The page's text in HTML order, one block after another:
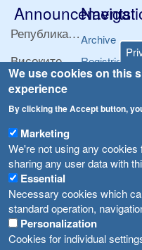
We use cookies on this
experience
By clicking the Accept button,
Marketing
We're not using any
sharing any user data with
Essential
Necessary cookies which
standard operation,
Personalization
Cookies for individual
Announcements
Република Бугарија ги засили официјалните контроли при увоз на свежо овошје и зеленчук
Високите температури ризик од труење со храна, опасни се и за животните
Водата во Гостивар може да се користи како техничка, продолжува испораката на флаширана вода
Во Гостивар спроведени 70 вонредни контроли
Забраната за водата во Гостивар останува на сила, операторите да користат само технички безбедна вода
Archive
Registries
Forms
Bans